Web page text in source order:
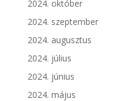
2024. október
2024. szeptember
2024. augusztus
2024. július
2024. június
2024. május